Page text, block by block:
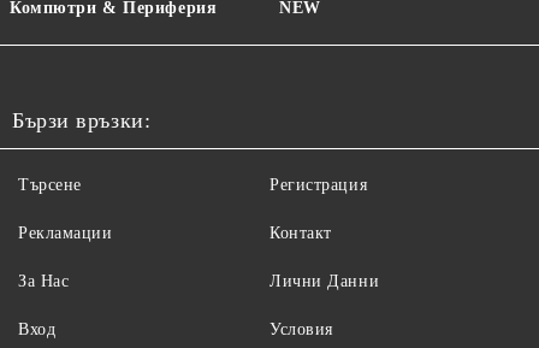
Компютри & Периферия NEW
Бързи връзки:
Търсене
Рекламации
За Нас
Вход
Регистрация
Контакт
Лични Данни
Условия